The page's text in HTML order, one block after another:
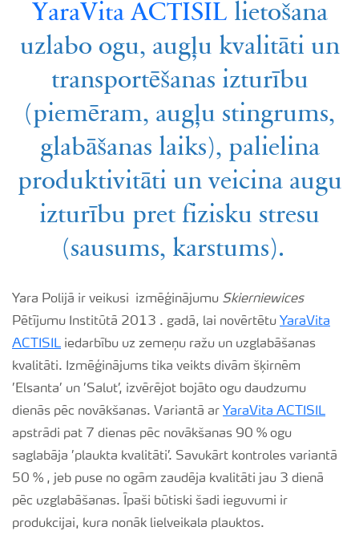
YaraVita ACTISIL lietošana
uzlabo ogu, augļu kvalitāti un
transportēšanas izturību
(piemēram, augļu stingrums,
glabāšanas laiks), palielina
produktivitāti un veicina augu
izturību pret fizisku stresu
(sausums, karstums).
Yara Polijā ir veikusi izmēģinājumu Skierniewices
Pētījumu Institūtā 2013 . gadā, lai novērtētu YaraVita
ACTISIL iedarbību uz zemeņu ražu un uzglabāšanas
kvalitāti. Izmēģinājums tika veikts divām šķirnēm
’Elsanta’ un ’Salut’, izvērējot bojāto ogu daudzumu
dienās pēc novākšanas. Variantā ar YaraVita ACTISIL
apstrādi pat 7 dienas pēc novākšanas 90 % ogu
saglabāja ’plaukta kvalitāti’. Savukārt kontroles variantā
50 % , jeb puse no ogām zaudēja kvalitāti jau 3 dienā
pēc uzglabāšanas. Īpaši būtiski šadi ieguvumi ir
produkcijai, kura nonāk lielveikala plauktos.